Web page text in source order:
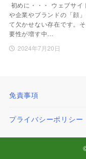
初めに・・・ ウェブサイ
や企業やブランドの「顔
て欠かせない存在です。
要性が増す中…
2024年7月20日
免責事項
プライバシーポリシー